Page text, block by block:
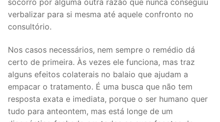
verbalizar para si mesma até aquele confronto no
consultório.
Nos casos necessários, nem sempre o remédio dá
certo de primeira. Às vezes ele funciona, mas traz
alguns efeitos colaterais no balaio que ajudam a
empacar o tratamento. É uma busca que não tem
resposta exata e imediata, porque o ser humano quer
tudo para anteontem, mas está longe de um